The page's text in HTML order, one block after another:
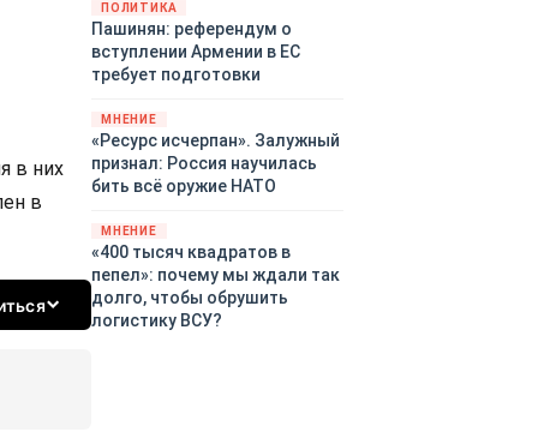
в них
в
киевского режима оружием,
которое стремится продавать
всем новым снабженцам.
Однако часто возникают
предположения о возможном
«сменщике» американцев на
этом позорном посту.
Рассмотрим, кто же рвётся на
ПОЛИТИКА
Пашинян: референдум о
вступлении Армении в ЕС
требует подготовки
МНЕНИЕ
«Ресурс исчерпан». Залужный
признал: Россия научилась
бить всё оружие НАТО
МНЕНИЕ
«400 тысяч квадратов в
пепел»: почему мы ждали так
долго, чтобы обрушить
логистику ВСУ?